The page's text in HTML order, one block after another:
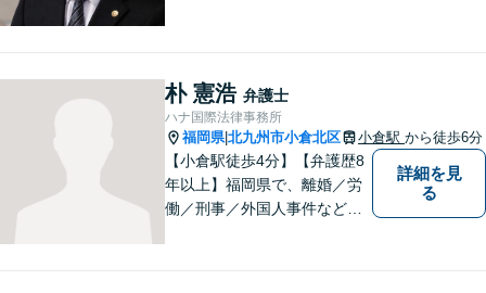
朴 憲浩 弁護士
ハナ国際法律事務所
福岡県|北九州市小倉北区 小倉駅 から徒歩6分
【小倉駅徒歩4分】【弁護歴8
年以上】福岡県で、離婚／労
働／刑事／外国人事件などに
詳細を見
る